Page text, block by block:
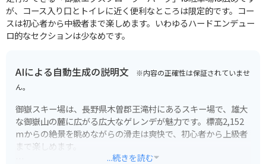
が、コース入り口とトイレに近く便利なところは限定的です。コー
スは初心者から中級者まで楽しめます。いわゆるハードエンデュー
ロ的なセクションは少なめです。
AIによる自動生成の説明文 ※内容の正確性は保証されていませ
ん。
御嶽スキー場は、長野県木曽郡王滝村にあるスキー場で、雄大
な御嶽山の麓に広がる広大なゲレンデが魅力です。標高2,152
mからの絶景を眺めながらの滑走は爽快で、初心者から上級者
まで楽しめます。
...続きを読む